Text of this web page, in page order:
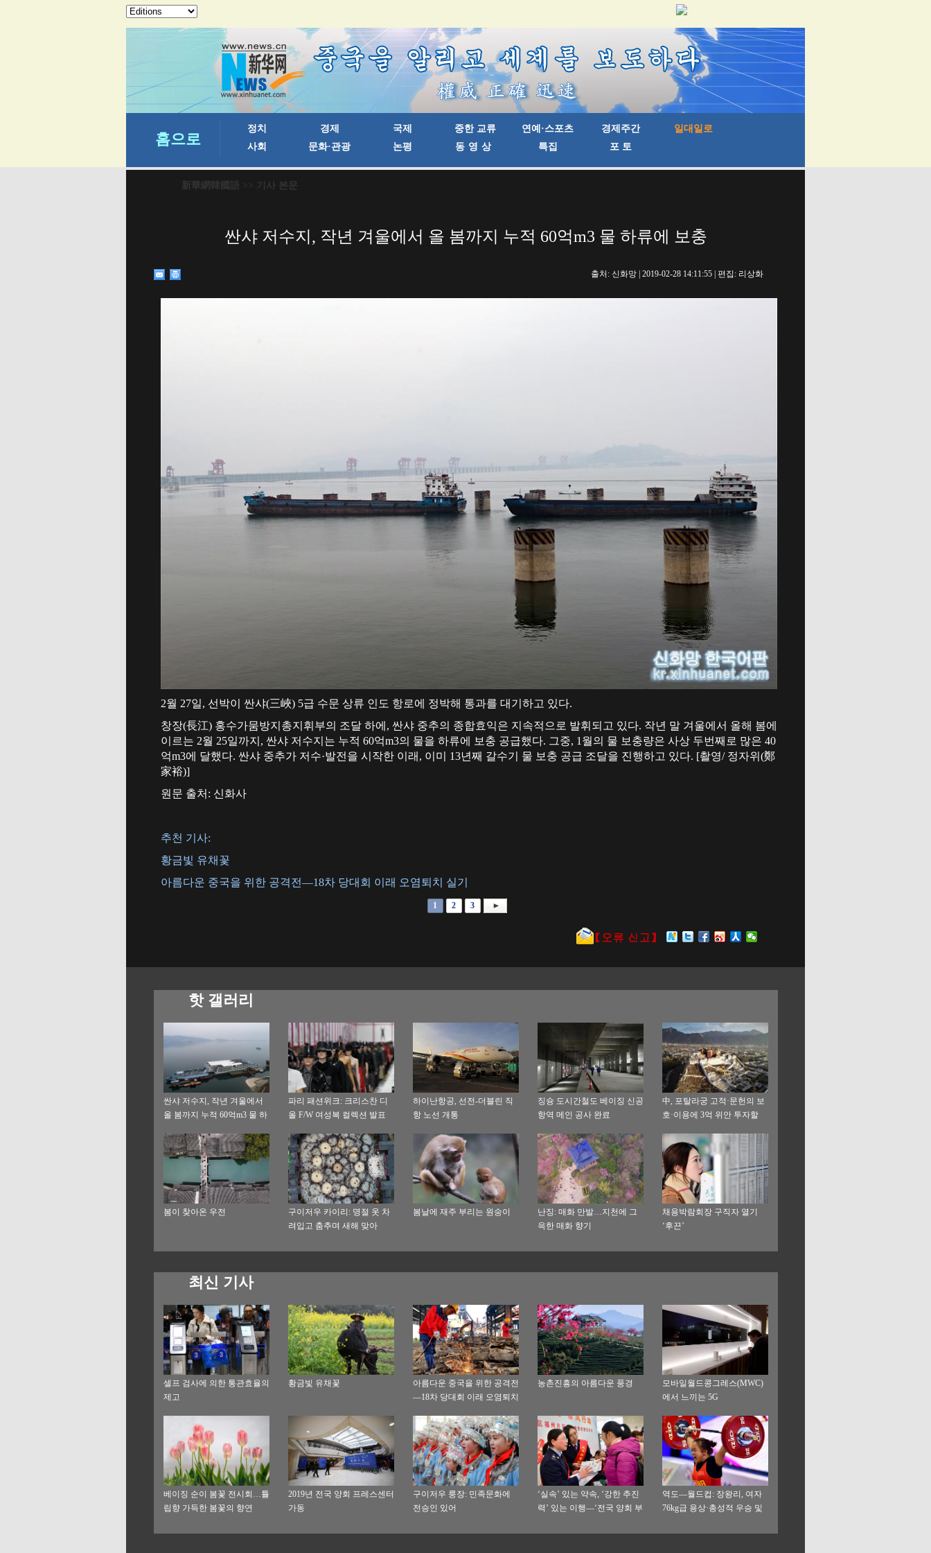
新華網韓國語 >> 기사 본문
싼샤 저수지, 작년 겨울에서 올 봄까지 누적 60억m3 물 하류에 보충
출처: 신화망 | 2019-02-28 14:11:55 | 편집: 리상화
2월 27일, 선박이 싼샤(三峽) 5급 수문 상류 인도 항로에 정박해 통과를 대기하고 있다.
창장(長江) 홍수가뭄방지총지휘부의 조달 하에, 싼샤 중추의 종합효익은 지속적으로 발휘되고 있다. 작년 말 겨울에서 올해 봄에
이르는 2월 25일까지, 싼샤 저수지는 누적 60억m3의 물을 하류에 보충 공급했다. 그중, 1월의 물 보충량은 사상 두번째로 많은 40
억m3에 달했다. 싼샤 중추가 저수·발전을 시작한 이래, 이미 13년째 갈수기 물 보충 공급 조달을 진행하고 있다. [촬영/ 정자위(鄭
家裕)]
원문 출처: 신화사
추천 기사:
황금빛 유채꽃
아름다운 중국을 위한 공격전—18차 당대회 이래 오염퇴치 실기
1 2 3
핫 갤러리
싼샤 저수지, 작년 겨울에서
올 봄까지 누적 60억m3 물 하
파리 패션위크: 크리스찬 디
올 F/W 여성복 컬렉션 발표
하이난항공, 선전-더블린 직
항 노선 개통
징슝 도시간철도 베이징 신공
항역 메인 공사 완료
中, 포탈라궁 고적·문헌의 보
호·이용에 3억 위안 투자할
봄이 찾아온 우전
구이저우 카이리: 명절 옷 차
려입고 춤추며 새해 맞아
봄날에 재주 부리는 원숭이
난징: 매화 만발…지천에 그
윽한 매화 향기
채용박람회장 구직자 열기
‘후끈’
최신 기사
셀프 검사에 의한 통관효율의
제고
황금빛 유채꽃
아름다운 중국을 위한 공격전
—18차 당대회 이래 오염퇴치
농촌진흥의 아름다운 풍경
모바일월드콩그레스(MWC)
에서 느끼는 5G
베이징 순이 봄꽃 전시회…튤
립향 가득한 봄꽃의 향연
2019년 전국 양회 프레스센터
가동
구이저우 룽장: 민족문화에
전승인 있어
‘실속’ 있는 약속, ‘강한 추진
력’ 있는 이행—‘전국 양회 부
스캔
역도—월드컵: 장왕리, 여자
76kg급 용상·총성적 우승 및